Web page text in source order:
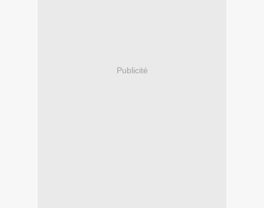
Publicité